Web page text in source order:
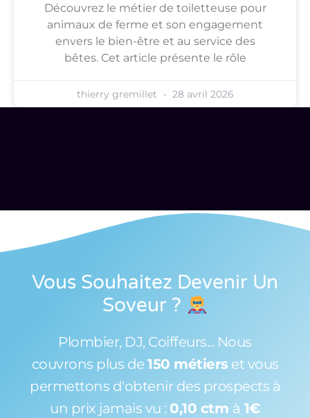
Découvrez le métier de toiletteuse pour
animaux de ferme et son engagement
envers le bien-être et au service des
bêtes. Cet article présente le rôle
thierry gremillet 28 avril 2026
Vous Souhaitez Devenir Un
Soveur ?
Plombier, DJ, Coiffeurs... Nous
couvrons plus de 150 métiers et vous
permettons d'obtenir des prospects à
un prix jamais vu : 0,10 ctm à 1€